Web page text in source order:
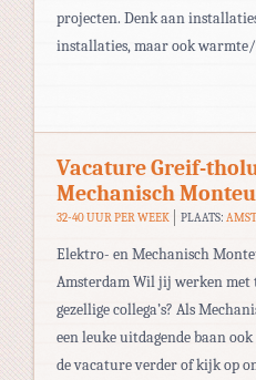
projecten. Denk aan
installaties, maar ook
Vacature Greif-
Mechanisch
32-40 UUR PER WEEK PLAATS:
Elektro- en Mechanisch
Amsterdam Wil jij werken met
gezellige collega’s? Als
een leuke uitdagende baan
de vacature verder of kijk op